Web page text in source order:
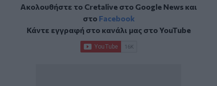
Ακολουθήστε το Cretalive στο Google Newsκαι
στο Facebook
Κάντε εγγραφή στο κανάλι μας στοYouTube